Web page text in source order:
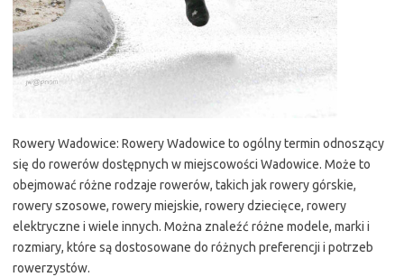
Rowery Wadowice: Rowery Wadowice to ogólny termin odnoszący
się do rowerów dostępnych w miejscowości Wadowice. Może to
obejmować różne rodzaje rowerów, takich jak rowery górskie,
rowery szosowe, rowery miejskie, rowery dziecięce, rowery
elektryczne i wiele innych. Można znaleźć różne modele, marki i
rozmiary, które są dostosowane do różnych preferencji i potrzeb
rowerzystów.